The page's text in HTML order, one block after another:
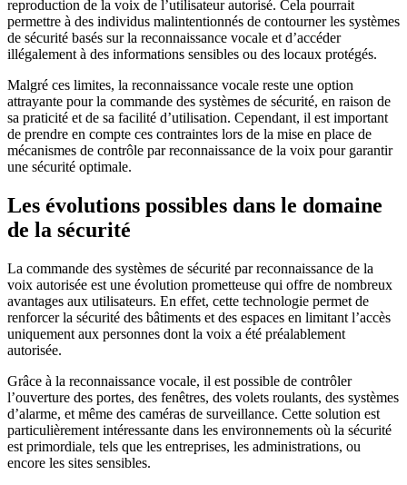
reproduction de la voix de l’utilisateur autorisé. Cela pourrait
permettre à des individus malintentionnés de contourner les systèmes
de sécurité basés sur la reconnaissance vocale et d’accéder
illégalement à des informations sensibles ou des locaux protégés.
Malgré ces limites, la reconnaissance vocale reste une option
attrayante pour la commande des systèmes de sécurité, en raison de
sa praticité et de sa facilité d’utilisation. Cependant, il est important
de prendre en compte ces contraintes lors de la mise en place de
mécanismes de contrôle par reconnaissance de la voix pour garantir
une sécurité optimale.
Les évolutions possibles dans le domaine
de la sécurité
La commande des systèmes de sécurité par reconnaissance de la
voix autorisée est une évolution prometteuse qui offre de nombreux
avantages aux utilisateurs. En effet, cette technologie permet de
renforcer la sécurité des bâtiments et des espaces en limitant l’accès
uniquement aux personnes dont la voix a été préalablement
autorisée.
Grâce à la reconnaissance vocale, il est possible de contrôler
l’ouverture des portes, des fenêtres, des volets roulants, des systèmes
d’alarme, et même des caméras de surveillance. Cette solution est
particulièrement intéressante dans les environnements où la sécurité
est primordiale, tels que les entreprises, les administrations, ou
encore les sites sensibles.